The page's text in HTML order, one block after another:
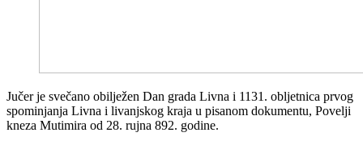
Jučer je svečano obilježen Dan grada Livna i 1131. obljetnica prvog
spominjanja Livna i livanjskog kraja u pisanom dokumentu, Povelji
kneza Mutimira od 28. rujna 892. godine.